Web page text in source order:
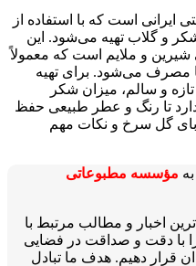
است که با استفاده از
و گلاب تهیه می‌شود. این
و ملایم است که معمولاً
مصرف می‌شود. برای تهیه
و سالم، میزان شکر
تا رنگ و عطر طبیعی حفظ
گل سرخ و نکات مهم
مؤسسه مطبوعاتی
اخبار و مطالب مرتبط با
با دقت و صداقت در فضایی
قرار دهیم. هدف ما تبادل